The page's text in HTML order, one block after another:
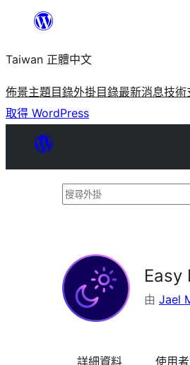
主
要
內
容
Taiwan 正體中文
佈景主題目錄外掛目錄最新消息技術
取得 WordPress
搜
Easy
由 Jael
詳細資料 使用